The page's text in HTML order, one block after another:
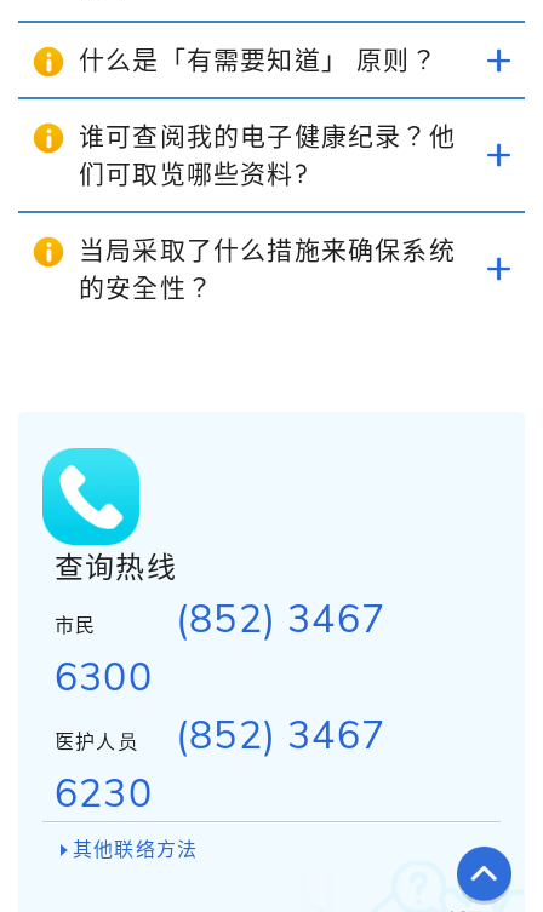
什么是「有需要知道」 原则？
谁可查阅我的电子健康纪录？他
们可取览哪些资料?
当局采取了什么措施来确保系统
的安全性？
查询热线
市民
(852) 3467
6300
医护人员
(852) 3467
6230
其他联络方法